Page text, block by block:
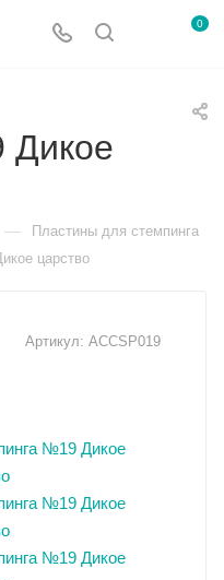
0
Дикое
— Пластины для стемпинга
царство
Артикул: ACCSP019